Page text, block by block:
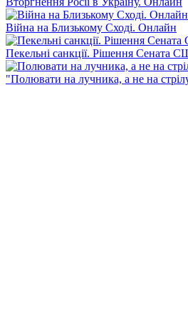
Війна на Близькому Сході. Онлайн
Пекельні санкції. Рішення Сената
"Полювати на лучника, а не на